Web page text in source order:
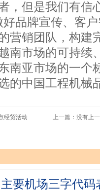
，但是我们有信
好品牌宣传、客
营销团队，构建
南市场的可持续
南亚市场的一个
的中国工程机械
经贸活动 上一篇：没有上一
要机场三字代码